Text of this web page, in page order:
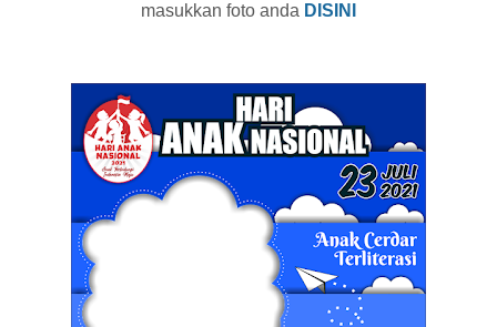
masukkan foto anda DISINI